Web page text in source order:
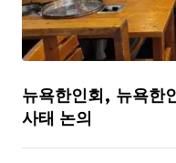
뉴욕한인회, 뉴욕한
사태 논의